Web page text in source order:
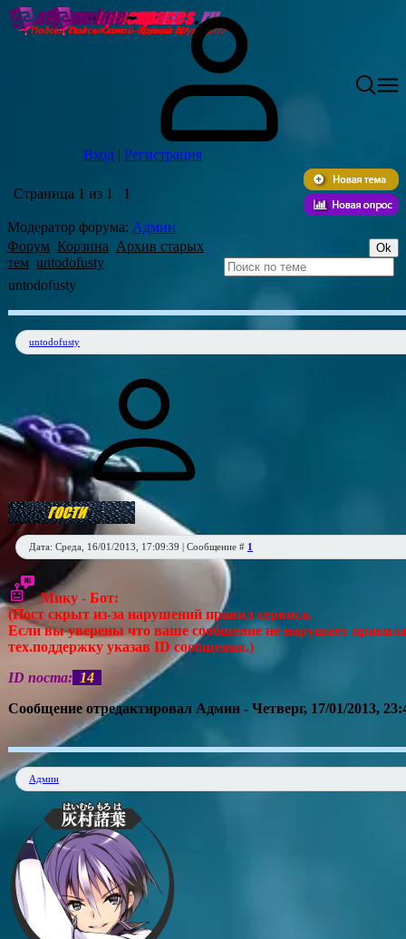
Вход | Регистрация
Страница 1 из 1 1
Модератор форума: Админ
Форум Корзина Архив старых
тем untodofusty
untodofusty
untodofusty
Дата: Среда, 16/01/2013, 17:09:39 | Сообщение # 1
Мику - Бот:
(Пост скрыт из-за нарушений правил сервиса.
Если вы уверены что ваше сообщение не нарушает правила
тех.поддержку указав ID сообщения.)
ID поста: 14
Сообщение отредактировал Админ - Четверг, 17/01/2013,
Админ